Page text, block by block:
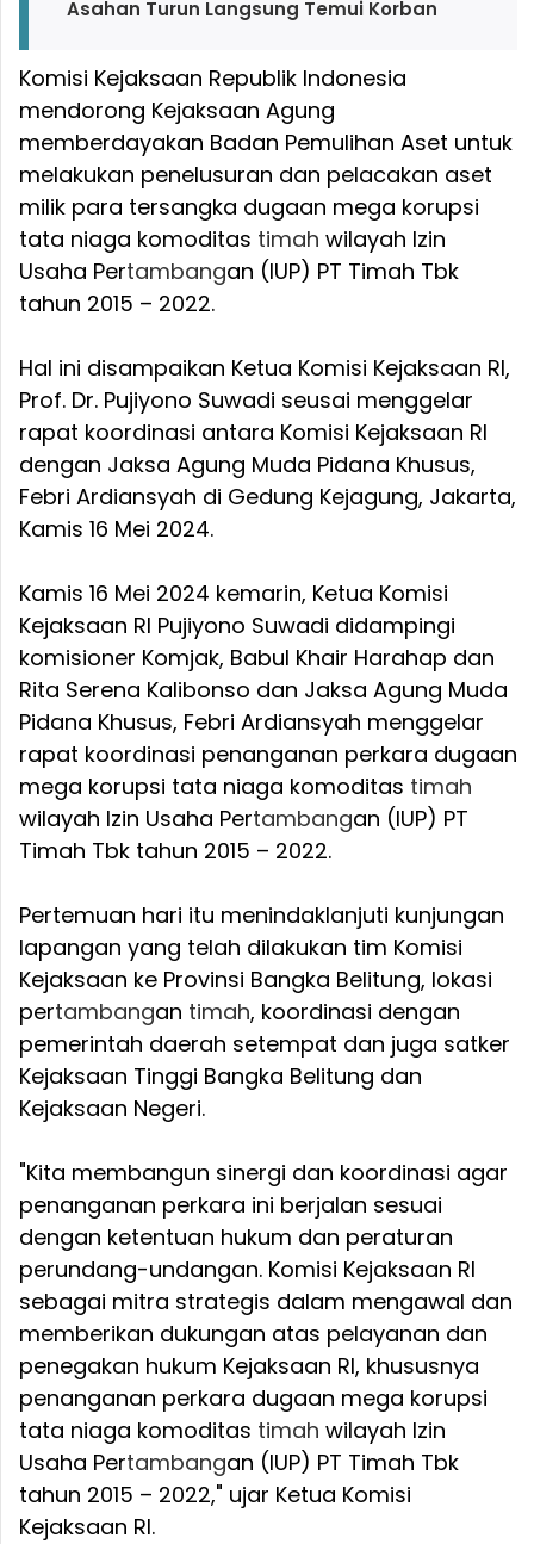
Asahan Turun Langsung Temui Korban
Komisi Kejaksaan Republik Indonesia
mendorong Kejaksaan Agung
memberdayakan Badan Pemulihan Aset untuk
melakukan penelusuran dan pelacakan aset
milik para tersangka dugaan mega korupsi
tata niaga komoditas timah wilayah Izin
Usaha Pertambangan (IUP) PT Timah Tbk
tahun 2015 – 2022.
Hal ini disampaikan Ketua Komisi Kejaksaan RI,
Prof. Dr. Pujiyono Suwadi seusai menggelar
rapat koordinasi antara Komisi Kejaksaan RI
dengan Jaksa Agung Muda Pidana Khusus,
Febri Ardiansyah di Gedung Kejagung, Jakarta,
Kamis 16 Mei 2024.
Kamis 16 Mei 2024 kemarin, Ketua Komisi
Kejaksaan RI Pujiyono Suwadi didampingi
komisioner Komjak, Babul Khair Harahap dan
Rita Serena Kalibonso dan Jaksa Agung Muda
Pidana Khusus, Febri Ardiansyah menggelar
rapat koordinasi penanganan perkara dugaan
mega korupsi tata niaga komoditas timah
wilayah Izin Usaha Pertambangan (IUP) PT
Timah Tbk tahun 2015 – 2022.
Pertemuan hari itu menindaklanjuti kunjungan
lapangan yang telah dilakukan tim Komisi
Kejaksaan ke Provinsi Bangka Belitung, lokasi
pertambangan timah, koordinasi dengan
pemerintah daerah setempat dan juga satker
Kejaksaan Tinggi Bangka Belitung dan
Kejaksaan Negeri.
"Kita membangun sinergi dan koordinasi agar
penanganan perkara ini berjalan sesuai
dengan ketentuan hukum dan peraturan
perundang-undangan. Komisi Kejaksaan RI
sebagai mitra strategis dalam mengawal dan
memberikan dukungan atas pelayanan dan
penegakan hukum Kejaksaan RI, khususnya
penanganan perkara dugaan mega korupsi
tata niaga komoditas timah wilayah Izin
Usaha Pertambangan (IUP) PT Timah Tbk
tahun 2015 – 2022," ujar Ketua Komisi
Kejaksaan RI.